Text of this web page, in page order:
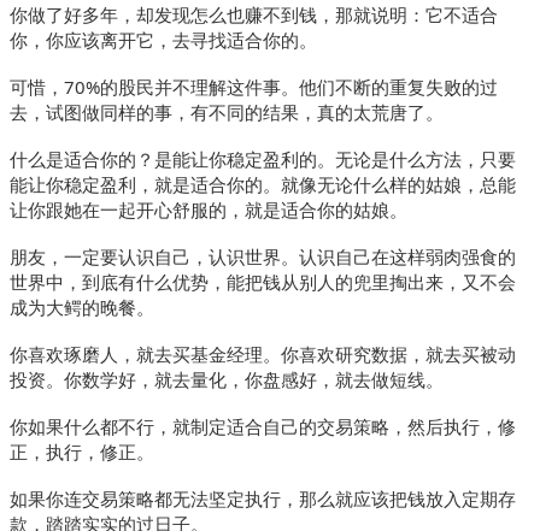
你做了好多年，却发现怎么也赚不到钱，那就说明：它不适合
你，你应该离开它，去寻找适合你的。
可惜，70%的股民并不理解这件事。他们不断的重复失败的过
去，试图做同样的事，有不同的结果，真的太荒唐了。
什么是适合你的？是能让你稳定盈利的。无论是什么方法，只要
能让你稳定盈利，就是适合你的。就像无论什么样的姑娘，总能
让你跟她在一起开心舒服的，就是适合你的姑娘。
朋友，一定要认识自己，认识世界。认识自己在这样弱肉强食的
世界中，到底有什么优势，能把钱从别人的兜里掏出来，又不会
成为大鳄的晚餐。
你喜欢琢磨人，就去买基金经理。你喜欢研究数据，就去买被动
投资。你数学好，就去量化，你盘感好，就去做短线。
你如果什么都不行，就制定适合自己的交易策略，然后执行，修
正，执行，修正。
如果你连交易策略都无法坚定执行，那么就应该把钱放入定期存
款，踏踏实实的过日子。